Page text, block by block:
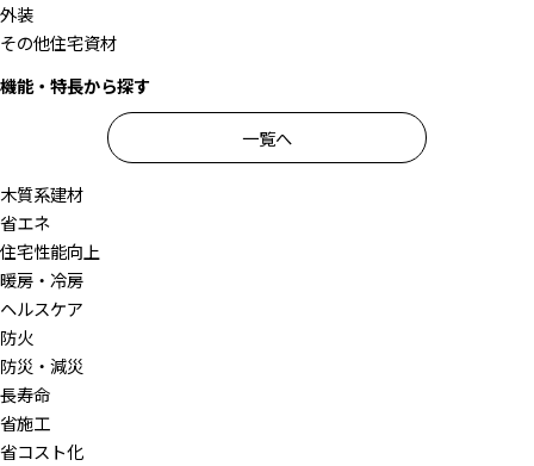
外装
その他住宅資材
機能・特長から探す
一覧へ
木質系建材
省エネ
住宅性能向上
暖房・冷房
ヘルスケア
防火
防災・減災
長寿命
省施工
省コスト化